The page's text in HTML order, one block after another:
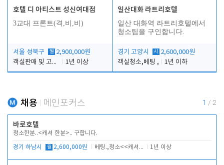
호텔 디 아티스트 성신여대점
3교대 프론트(격,비,비)
서울 성북구 월 2,900,000원
객실판매 및 고객응대
1년 이상
일산대화 라트리호텔
일산 대화역 라트리호텔에서
청소팀을 구인합니다.
경기 고양시 시
2,600,000원
객실청소,베팅 ,
1년 이하
채용 메인포커스 1 / 2
바로호텔
청소한분..<캐셔 한분>.. 구합니다.
경기 하남시 월 2,600,000원 베팅.,청소<<캐셔 모셔봅니다. 1년 이상